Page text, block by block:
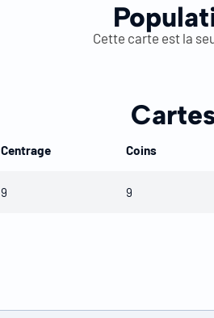
Cette carte est la
Centrage Coins
9 9